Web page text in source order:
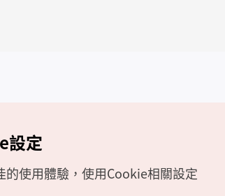
所有
至官方信箱
設定
的使用體驗，使用Cookie相關設定